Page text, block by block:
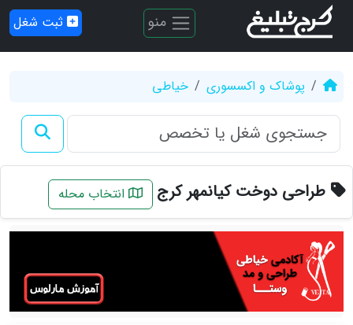
منو ثبت شغل
پوشاک و اکسسوری خیاطی
طراحی دوخت کیانمهر کرج انتخاب محله